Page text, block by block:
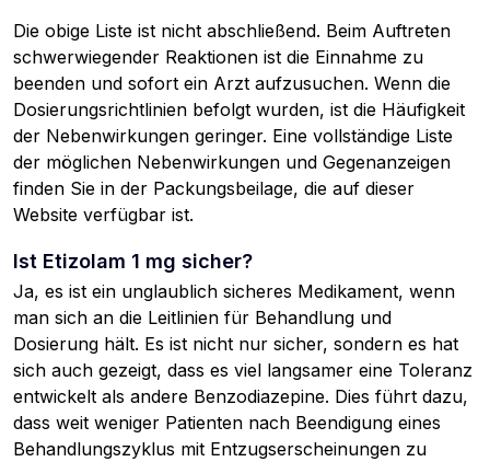
Die obige Liste ist nicht abschließend. Beim Auftreten
schwerwiegender Reaktionen ist die Einnahme zu
beenden und sofort ein Arzt aufzusuchen. Wenn die
Dosierungsrichtlinien befolgt wurden, ist die Häufigkeit
der Nebenwirkungen geringer. Eine vollständige Liste
der möglichen Nebenwirkungen und Gegenanzeigen
finden Sie in der Packungsbeilage, die auf dieser
Website verfügbar ist.
Ist Etizolam 1 mg sicher?
Ja, es ist ein unglaublich sicheres Medikament, wenn
man sich an die Leitlinien für Behandlung und
Dosierung hält. Es ist nicht nur sicher, sondern es hat
sich auch gezeigt, dass es viel langsamer eine Toleranz
entwickelt als andere Benzodiazepine. Dies führt dazu,
dass weit weniger Patienten nach Beendigung eines
Behandlungszyklus mit Entzugserscheinungen zu